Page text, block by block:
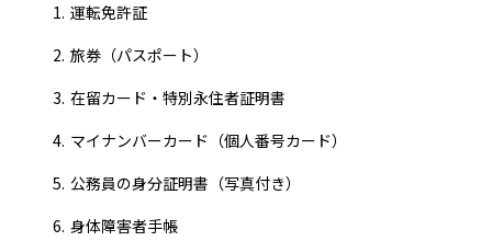
運転免許証
旅券（パスポート）
在留カード・特別永住者証明書
マイナンバーカード（個人番号カード）
公務員の身分証明書（写真付き）
身体障害者手帳